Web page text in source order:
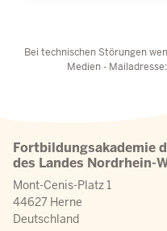
Bei technischen Störungen
Medien - Mailadresse:
Fortbildungsakademie
des Landes Nordrhein-
Mont-Cenis-Platz 1
44627 Herne
Deutschland